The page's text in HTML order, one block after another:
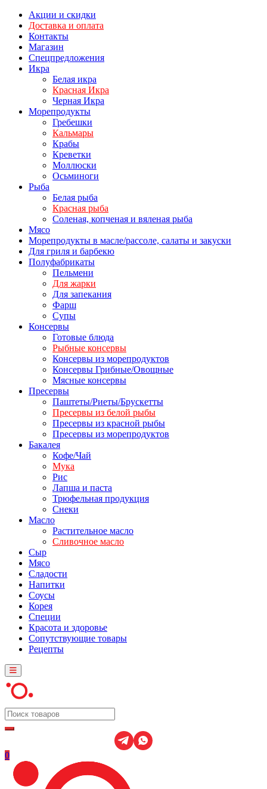
Акции и скидки
Доставка и оплата
Контакты
Магазин
Спецпредложения
Икра
Белая икра
Красная Икра
Черная Икра
Морепродукты
Гребешки
Кальмары
Крабы
Креветки
Моллюски
Осьминоги
Рыба
Белая рыба
Красная рыба
Соленая, копченая и вяленая рыба
Мясо
Морепродукты в масле/рассоле, салаты и закуски
Для гриля и барбекю
Полуфабрикаты
Пельмени
Для жарки
Для запекания
Фарш
Супы
Консервы
Готовые блюда
Рыбные консервы
Консервы из морепродуктов
Консервы Грибные/Овощные
Мясные консервы
Пресервы
Паштеты/Риеты/Брускетты
Пресервы из белой рыбы
Пресервы из красной рыбы
Пресервы из морепродуктов
Бакалея
Кофе/Чай
Мука
Рис
Лапша и паста
Трюфельная продукция
Снеки
Масло
Растительное масло
Сливочное масло
Сыр
Мясо
Сладости
Напитки
Соусы
Корея
Специи
Красота и здоровье
Сопутствующие товары
Рецепты
0